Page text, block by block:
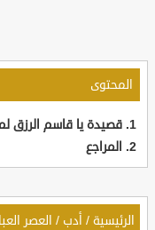
المحتوى
قصيدة يا قاسم الرزق
المراجع
الرئيسية / أدب / العصر